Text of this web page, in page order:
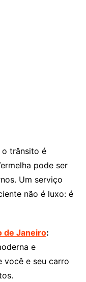
o trânsito é
pode ser
Um serviço
não é luxo: é
de Janeiro:
e
você e seu carro